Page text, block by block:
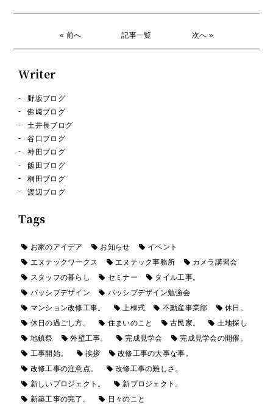
« 前へ 記事一覧 次へ »
Writer
野坂ブログ
佛﨑ブログ
土井長ブログ
谷口ブログ
神田ブログ
飯田ブログ
桐田ブログ
渡辺ブログ
Tags
お家のアイデア お知らせ
イベント
エヌテックワークス
エヌテック事務所
カメラ講習会
スタッフの暮らし
セミナー
タイル工事。
パッシブデザイン
パッシブデザイン勉強会
マンション改修工事。
上棟式 不動産事業部
休日。
休日の過ごし方。
住まいのこと 古民家。
土地探し
地鎮祭
外壁工事。 完成見学会
完成見学会の開催。
工事開始。
挨拶
改修工事の大事な事。
改修工事の注意点。
改修工事の難しさ。
新しいプロジェクト。
新プロジェクト。
新築工事の完了。
日々のこと